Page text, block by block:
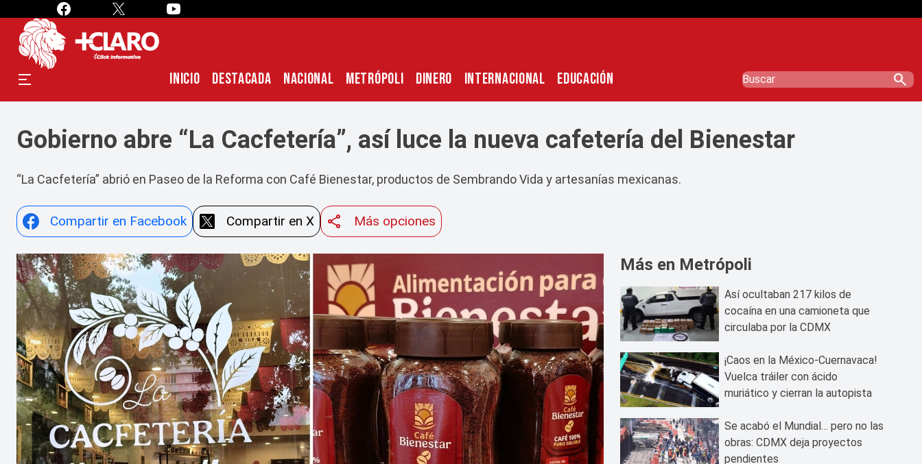
INICIO DESTACADA NACIONAL METRÓPOLI DINERO INTERNACIONAL EDUCACIÓN search
Gobierno abre “La Cacfetería”, así luce la nueva cafetería del Bienestar
“La Cacfetería” abrió en Paseo de la Reforma con Café Bienestar, productos de Sembrando Vida y artesanías mexicanas.
Compartir en Facebook Compartir en X Más opciones
Más en Metrópoli
Así ocultaban 217 kilos de
cocaína en una camioneta que
circulaba por la CDMX
¡Caos en la México-Cuernavaca!
Vuelca tráiler con ácido
muriático y cierran la autopista
Se acabó el Mundial… pero no las
obras: CDMX deja proyectos
pendientes